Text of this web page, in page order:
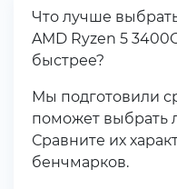
Что лучше
AMD Ryzen 5
быстрее?
Мы подготовили сравнение которое
поможет выбрать
Сравните их
бенчмарков.